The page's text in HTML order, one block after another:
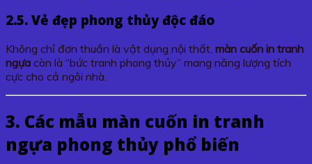
2.5. Vẻ đẹp phong thủy độc đáo
Không chỉ đơn thuần là vật dụng nội thất, màn cuốn in tranh
ngựa còn là “bức tranh phong thủy” mang năng lượng tích
cực cho cả ngôi nhà.
3. Các mẫu màn cuốn in tranh
ngựa phong thủy phổ biến